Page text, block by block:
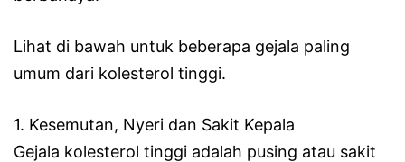
Lihat di bawah untuk beberapa gejala paling
umum dari kolesterol tinggi.
1. Kesemutan, Nyeri dan Sakit Kepala
Gejala kolesterol tinggi adalah pusing atau sakit